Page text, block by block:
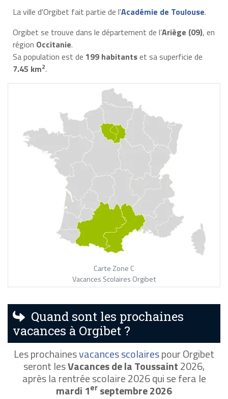
La ville d'Orgibet fait partie de l'Académie de Toulouse.
Orgibet se trouve dans le département de l’Ariège (09), en
région Occitanie.
Sa population est de 199 habitantset sa superficie de
7.45 km2.
Carte Zone C
Vacances Scolaires Orgibet
Quand sont les prochaines
vacances à Orgibet ?
Les prochainesvacances scolairespour Orgibet
seront lesVacances de la Toussaint2026,
après la rentrée scolaire 2026 qui se fera le
mardi 1er septembre 2026